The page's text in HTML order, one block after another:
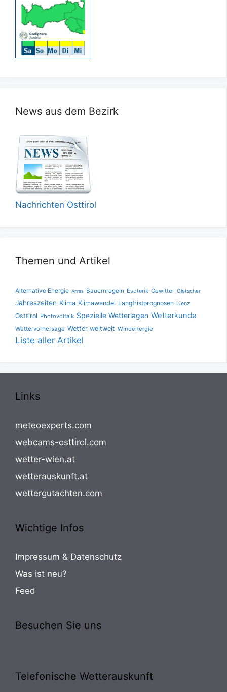
News aus dem Bezirk
Nachrichten Osttirol
Themen und Artikel
Alternative Energie Anras Bauernregeln Esoterik Gewitter Gletscher
Jahreszeiten Klima Klimawandel Langfristprognosen Lienz
Osttirol Photovoltaik Spezielle Wetterlagen Wetterkunde
Wettervorhersage Wetter weltweit Windenergie
Liste aller Artikel
Links
meteoexperts.com
webcams-osttirol.com
wetter-wien.at
wetterauskunft.at
wettergutachten.com
Wichtige Infos
Impressum & Datenschutz
Was ist neu?
Feed
Besuchen Sie uns
Telefonische Wetterauskunft